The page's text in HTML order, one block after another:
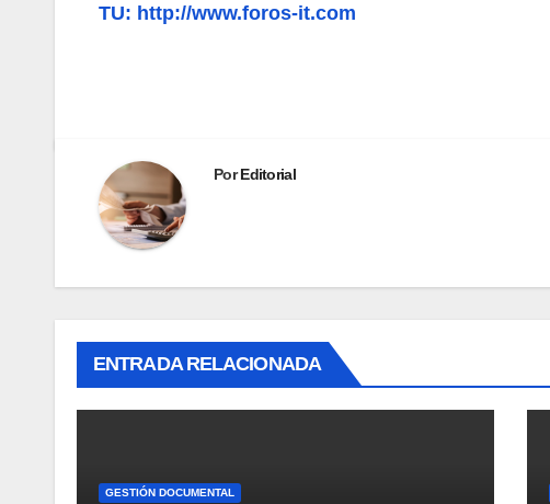
TU: http://www.foros-it.com
PorEditorial
ENTRADA RELACIONADA
GESTIÓN DOCUMENTAL